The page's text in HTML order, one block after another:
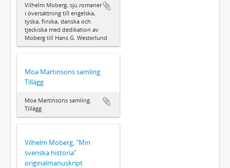
Vilhelm Moberg, sju romaner
i översättning till engelska,
tyska, finska, danska och
tjeckiska med dedikation av
Moberg till Hans G. Westerlund
Moa Martinsons samling.
Tillägg
Moa Martinsons samling.
Tillägg
Vilhelm Moberg, "Min
svenska historia"
originalmanuskript